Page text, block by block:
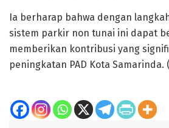
Ia berharap bahwa dengan
sistem parkir non tunai ini dapat
memberikan kontribusi yang
peningkatan PAD Kota Samarinda.